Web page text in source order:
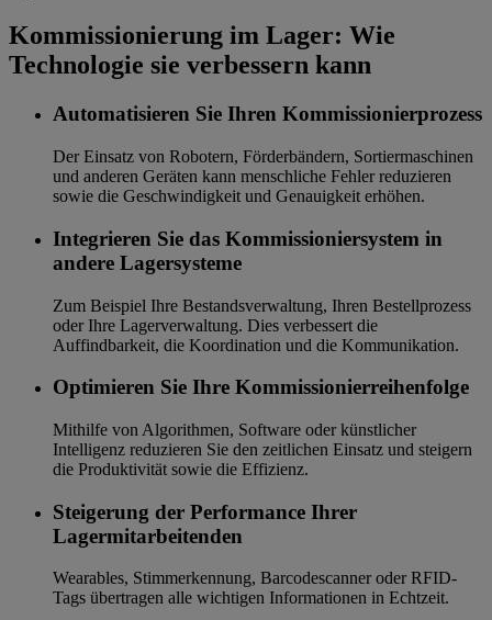
Kommissionierung im Lager: Wie
Technologie sie verbessern kann
Automatisieren Sie Ihren Kommissionierprozess
Der Einsatz von Robotern, Förderbändern, Sortiermaschinen
und anderen Geräten kann menschliche Fehler reduzieren
sowie die Geschwindigkeit und Genauigkeit erhöhen.
Integrieren Sie das Kommissioniersystem in
andere Lagersysteme
Zum Beispiel Ihre Bestandsverwaltung, Ihren Bestellprozess
oder Ihre Lagerverwaltung. Dies verbessert die
Auffindbarkeit, die Koordination und die Kommunikation.
Optimieren Sie Ihre Kommissionierreihenfolge
Mithilfe von Algorithmen, Software oder künstlicher
Intelligenz reduzieren Sie den zeitlichen Einsatz und steigern
die Produktivität sowie die Effizienz.
Steigerung der Performance Ihrer
Lagermitarbeitenden
Wearables, Stimmerkennung, Barcodescanner oder RFID-
Tags übertragen alle wichtigen Informationen in Echtzeit.